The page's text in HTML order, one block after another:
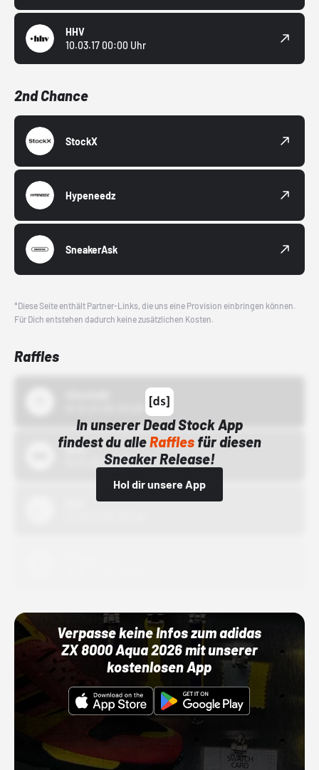
HHV
10.03.17 00:00 Uhr
2nd Chance
StockX
Hypeneedz
SneakerAsk
*Diese Seite enthält Partner-Links, die uns eine Provision einbringen können.
Für Dich entstehen dadurch keine zusätzlichen Kosten.
Raffles
In unserer Dead Stock App
findest du alleRafflesfür diesen
Sneaker Release!
Hol dir unsere App
Bstn
01.10.22 00:00 Uhr
Verpasse keine Infos zum adidas
ZX 8000 Aqua 2026 mit unserer
kostenlosen App